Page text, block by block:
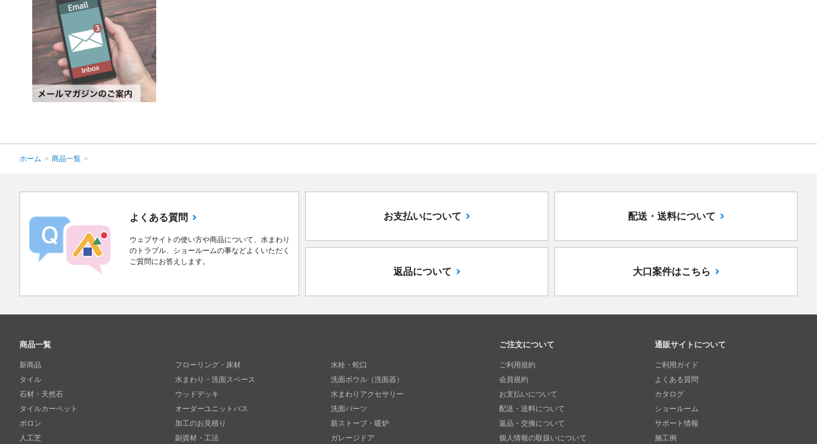
ホーム > 商品一覧 >
よくある質問
ウェブサイトの使い方や商品について、水まわり
のトラブル、ショールームの事などよくいただく
ご質問にお答えします。
お支払いについて
返品について
配送・送料について
大口案件はこちら
商品一覧
新商品
タイル
石材・天然石
タイルカーペット
ボロン
人工芝
フローリング・床材
水まわり・洗面スペース
ウッドデッキ
オーダーユニットバス
加工のお見積り
副資材・工法
水栓・蛇口
洗面ボウル（洗面器）
水まわりアクセサリー
洗面パーツ
薪ストーブ・暖炉
ガレージドア
ご注文について
ご利用規約
会員規約
お支払いについて
配送・送料について
返品・交換について
個人情報の取扱いについて
通販サイトについて
ご利用ガイド
よくある質問
カタログ
ショールーム
サポート情報
施工例